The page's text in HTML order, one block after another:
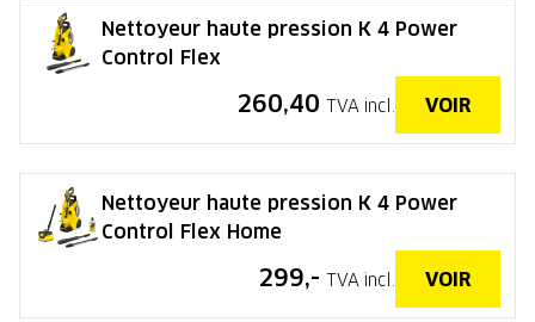
Nettoyeur haute pression K 4 Power
Control Flex
260,40 TVA incl. VOIR
Nettoyeur haute pression K 4 Power
Control Flex Home
299,- TVA incl. VOIR